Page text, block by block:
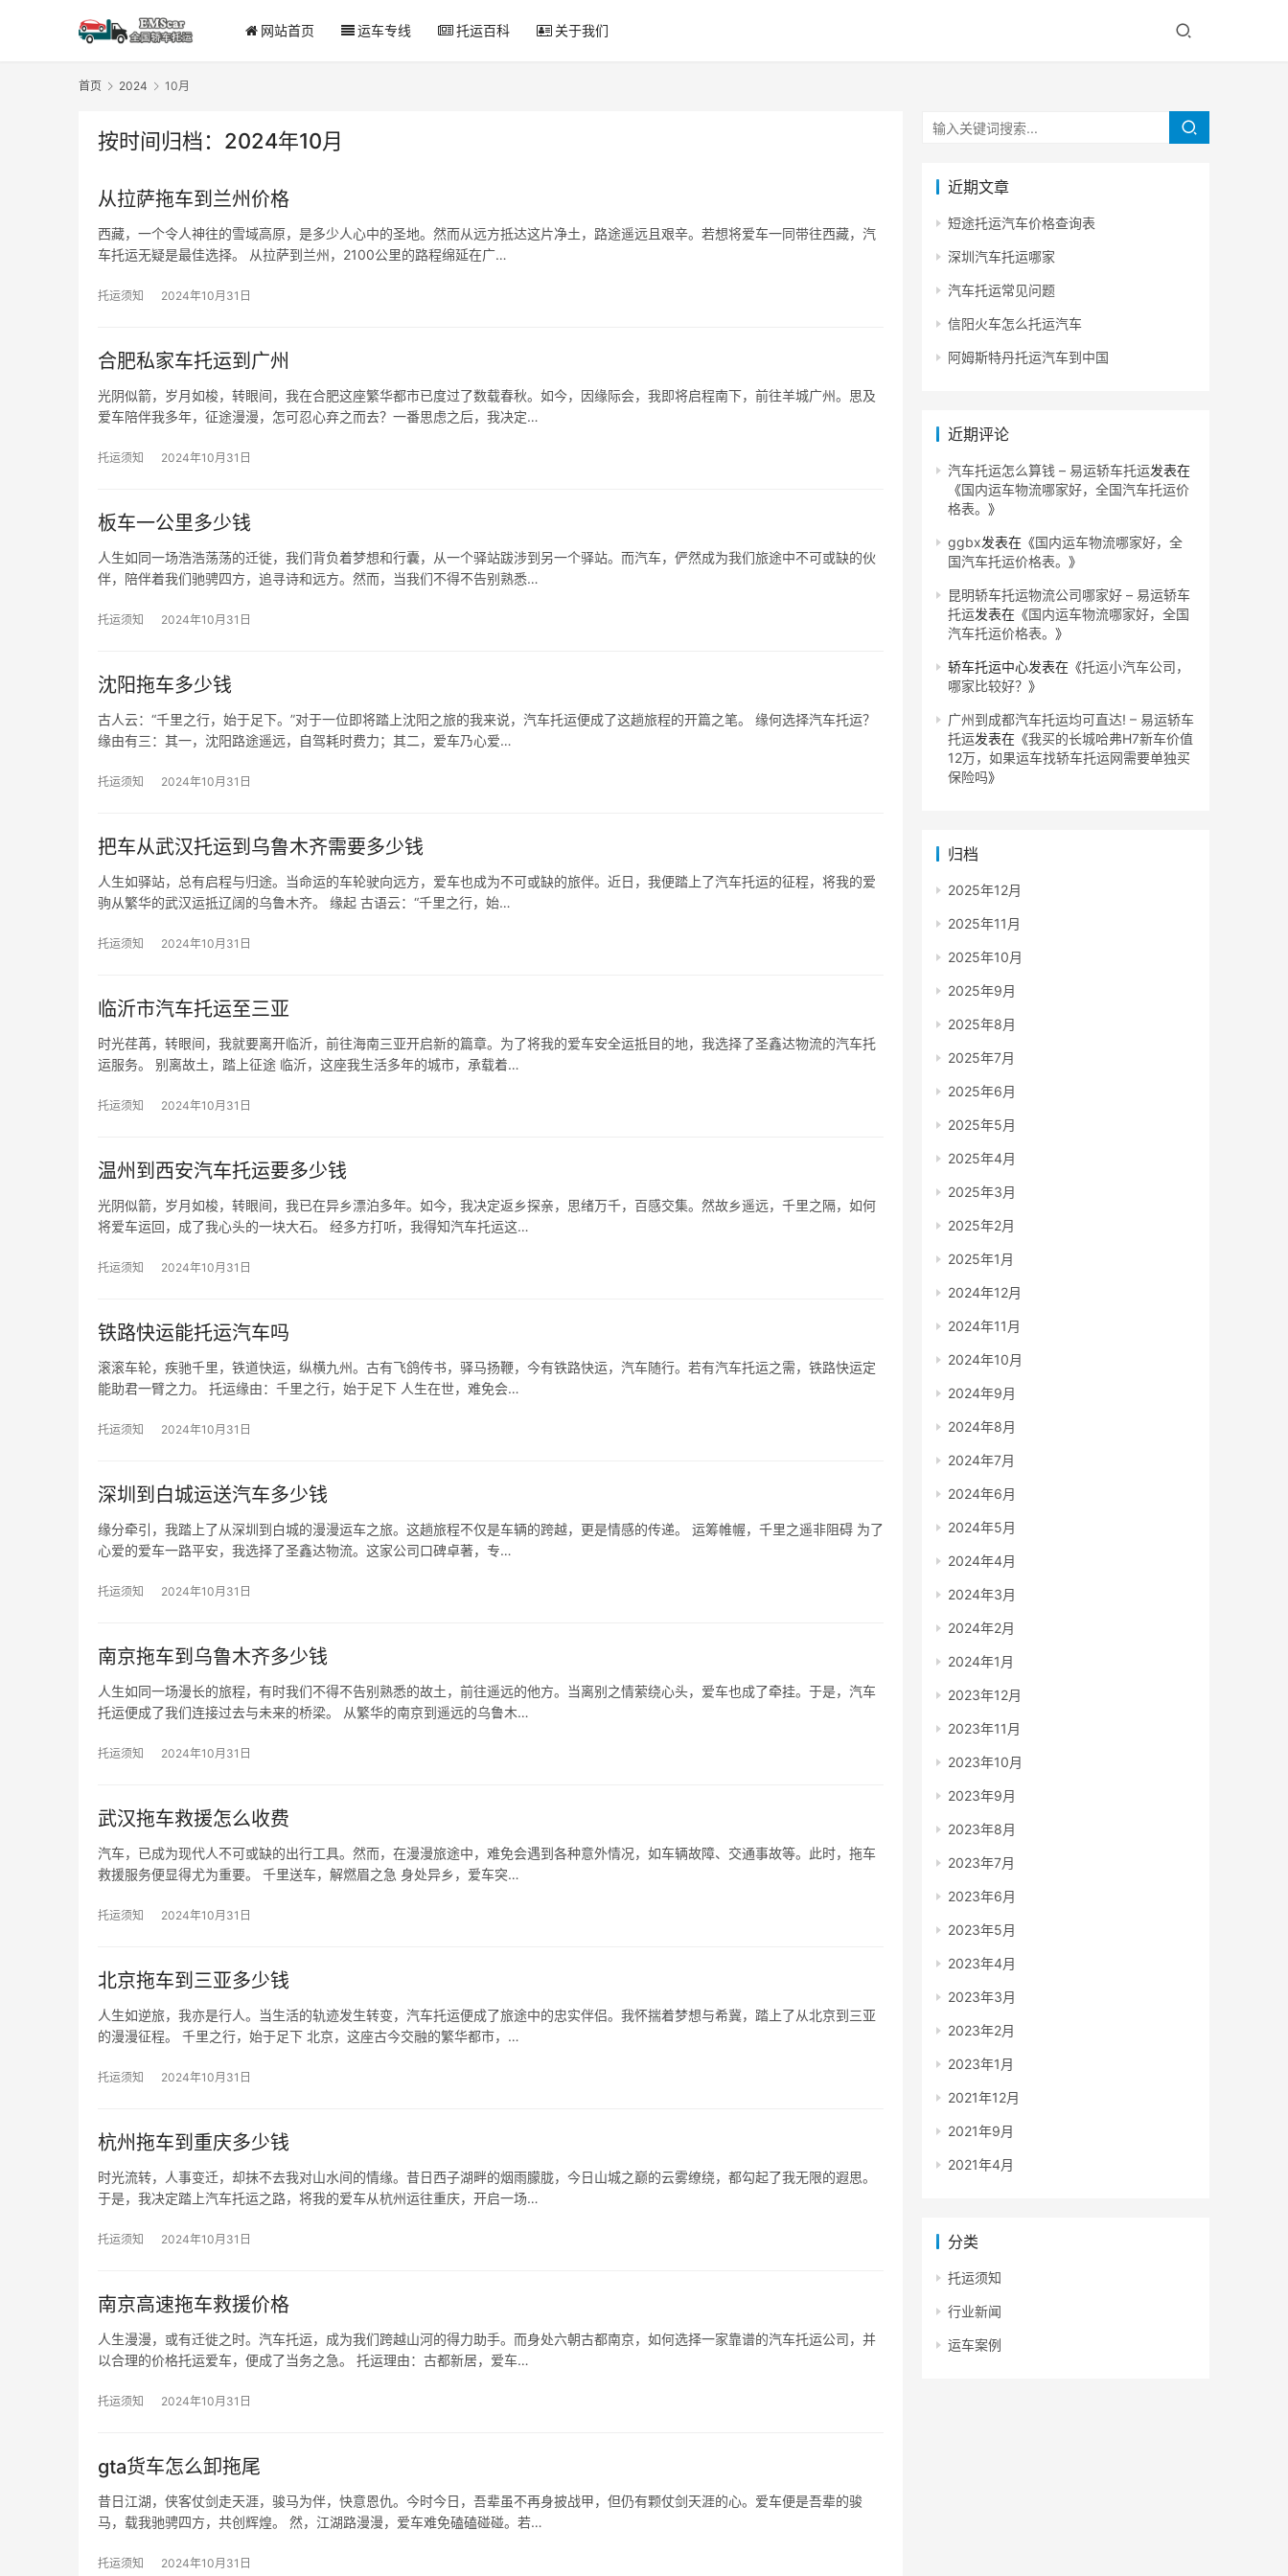
网站首页 运车专线 托运百科 关于我们
首页 2024 10月
按时间归档：2024年10月
从拉萨拖车到兰州价格
西藏，一个令人神往的雪域高原，是多少人心中的圣地。然而从远方抵达这片净土，路途遥远且艰辛。若想将爱车一同带往西藏，汽
车托运无疑是最佳选择。 从拉萨到兰州，2100公里的路程绵延在广…
托运须知 2024年10月31日
合肥私家车托运到广州
光阴似箭，岁月如梭，转眼间，我在合肥这座繁华都市已度过了数载春秋。如今，因缘际会，我即将启程南下，前往羊城广州。思及
爱车陪伴我多年，征途漫漫，怎可忍心弃之而去？一番思虑之后，我决定…
托运须知 2024年10月31日
板车一公里多少钱
人生如同一场浩浩荡荡的迁徙，我们背负着梦想和行囊，从一个驿站跋涉到另一个驿站。而汽车，俨然成为我们旅途中不可或缺的伙
伴，陪伴着我们驰骋四方，追寻诗和远方。然而，当我们不得不告别熟悉…
托运须知 2024年10月31日
沈阳拖车多少钱
古人云：“千里之行，始于足下。”对于一位即将踏上沈阳之旅的我来说，汽车托运便成了这趟旅程的开篇之笔。 缘何选择汽车托运？
缘由有三：其一，沈阳路途遥远，自驾耗时费力；其二，爱车乃心爱…
托运须知 2024年10月31日
把车从武汉托运到乌鲁木齐需要多少钱
人生如驿站，总有启程与归途。当命运的车轮驶向远方，爱车也成为不可或缺的旅伴。近日，我便踏上了汽车托运的征程，将我的爱
驹从繁华的武汉运抵辽阔的乌鲁木齐。 缘起 古语云：“千里之行，始…
托运须知 2024年10月31日
临沂市汽车托运至三亚
时光荏苒，转眼间，我就要离开临沂，前往海南三亚开启新的篇章。为了将我的爱车安全运抵目的地，我选择了圣鑫达物流的汽车托
运服务。 别离故土，踏上征途 临沂，这座我生活多年的城市，承载着…
托运须知 2024年10月31日
温州到西安汽车托运要多少钱
光阴似箭，岁月如梭，转眼间，我已在异乡漂泊多年。如今，我决定返乡探亲，思绪万千，百感交集。然故乡遥远，千里之隔，如何
将爱车运回，成了我心头的一块大石。 经多方打听，我得知汽车托运这…
托运须知 2024年10月31日
铁路快运能托运汽车吗
滚滚车轮，疾驰千里，铁道快运，纵横九州。古有飞鸽传书，驿马扬鞭，今有铁路快运，汽车随行。若有汽车托运之需，铁路快运定
能助君一臂之力。 托运缘由：千里之行，始于足下 人生在世，难免会…
托运须知 2024年10月31日
深圳到白城运送汽车多少钱
缘分牵引，我踏上了从深圳到白城的漫漫运车之旅。这趟旅程不仅是车辆的跨越，更是情感的传递。 运筹帷幄，千里之遥非阻碍 为了
心爱的爱车一路平安，我选择了圣鑫达物流。这家公司口碑卓著，专…
托运须知 2024年10月31日
南京拖车到乌鲁木齐多少钱
人生如同一场漫长的旅程，有时我们不得不告别熟悉的故土，前往遥远的他方。当离别之情萦绕心头，爱车也成了牵挂。于是，汽车
托运便成了我们连接过去与未来的桥梁。 从繁华的南京到遥远的乌鲁木…
托运须知 2024年10月31日
武汉拖车救援怎么收费
汽车，已成为现代人不可或缺的出行工具。然而，在漫漫旅途中，难免会遇到各种意外情况，如车辆故障、交通事故等。此时，拖车
救援服务便显得尤为重要。 千里送车，解燃眉之急 身处异乡，爱车突…
托运须知 2024年10月31日
北京拖车到三亚多少钱
人生如逆旅，我亦是行人。当生活的轨迹发生转变，汽车托运便成了旅途中的忠实伴侣。我怀揣着梦想与希冀，踏上了从北京到三亚
的漫漫征程。 千里之行，始于足下 北京，这座古今交融的繁华都市，…
托运须知 2024年10月31日
杭州拖车到重庆多少钱
时光流转，人事变迁，却抹不去我对山水间的情缘。昔日西子湖畔的烟雨朦胧，今日山城之巅的云雾缭绕，都勾起了我无限的遐思。
于是，我决定踏上汽车托运之路，将我的爱车从杭州运往重庆，开启一场…
托运须知 2024年10月31日
南京高速拖车救援价格
人生漫漫，或有迁徙之时。汽车托运，成为我们跨越山河的得力助手。而身处六朝古都南京，如何选择一家靠谱的汽车托运公司，并
以合理的价格托运爱车，便成了当务之急。 托运理由：古都新居，爱车…
托运须知 2024年10月31日
gta货车怎么卸拖尾
昔日江湖，侠客仗剑走天涯，骏马为伴，快意恩仇。今时今日，吾辈虽不再身披战甲，但仍有颗仗剑天涯的心。爱车便是吾辈的骏
马，载我驰骋四方，共创辉煌。 然，江湖路漫漫，爱车难免磕磕碰碰。若…
托运须知 2024年10月31日
近期文章
短途托运汽车价格查询表
深圳汽车托运哪家
汽车托运常见问题
信阳火车怎么托运汽车
阿姆斯特丹托运汽车到中国
近期评论
汽车托运怎么算钱 – 易运轿车托运发表在
《国内运车物流哪家好，全国汽车托运价
格表。 》
ggbx发表在《国内运车物流哪家好，全
国汽车托运价格表。 》
昆明轿车托运物流公司哪家好 – 易运轿车
托运发表在《国内运车物流哪家好，全国
汽车托运价格表。 》
轿车托运中心发表在《托运小汽车公司，
哪家比较好？ 》
广州到成都汽车托运均可直达! – 易运轿车
托运发表在《我买的长城哈弗H7新车价值
12万，如果运车找轿车托运网需要单独买
保险吗》
归档
2025年12月
2025年11月
2025年10月
2025年9月
2025年8月
2025年7月
2025年6月
2025年5月
2025年4月
2025年3月
2025年2月
2025年1月
2024年12月
2024年11月
2024年10月
2024年9月
2024年8月
2024年7月
2024年6月
2024年5月
2024年4月
2024年3月
2024年2月
2024年1月
2023年12月
2023年11月
2023年10月
2023年9月
2023年8月
2023年7月
2023年6月
2023年5月
2023年4月
2023年3月
2023年2月
2023年1月
2021年12月
2021年9月
2021年4月
分类
托运须知
行业新闻
运车案例